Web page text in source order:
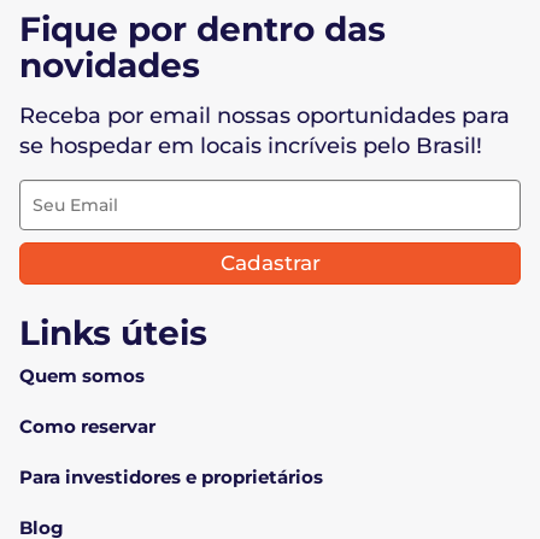
Links úteis
Quem somos
Como reservar
Para investidores e proprietários
Blog
Fique por dentro das
novidades
Receba por email nossas oportunidades para
se hospedar em locais incríveis pelo Brasil!
Cadastrar